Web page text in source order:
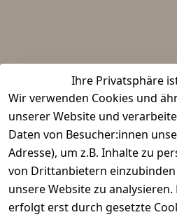
Ihre Privatsphäre
Wir verwenden Cookies und
unserer Website und
Daten von Besucher:innen
Adresse), um z.B. Inhalte zu
von Drittanbietern
unsere Website zu
erfolgt erst durch gesetzte